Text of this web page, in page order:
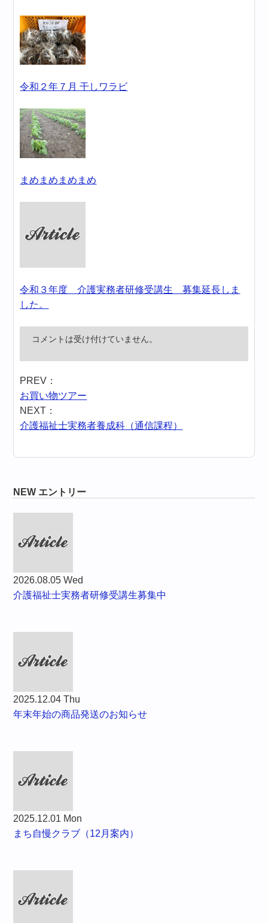
令和２年７月 干しワラビ
まめまめまめまめ
令和３年度 介護実務者研修受講生 募集延長しま
した。
コメントは受け付けていません。
PREV：
お買い物ツアー
NEXT：
介護福祉士実務者養成科（通信課程）
NEW エントリー
2026.08.05 Wed
介護福祉士実務者研修受講生募集中
2025.12.04 Thu
年末年始の商品発送のお知らせ
2025.12.01 Mon
まち自慢クラブ（12月案内）